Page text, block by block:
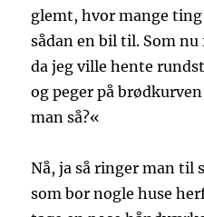
glemt, hvor mange
sådan en bil til. Som
da jeg ville hente
og peger på
man så?«
Nå, ja så ringer man til
som bor nogle huse